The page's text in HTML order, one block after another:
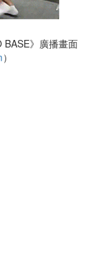
》廣播畫面
）